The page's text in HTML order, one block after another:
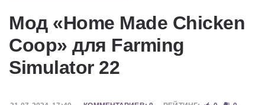
Мод «Home Made Chicken
Coop» для Farming
Simulator 22